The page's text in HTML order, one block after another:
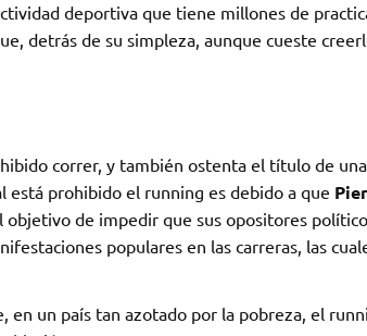
deportiva que tiene millones de
detrás de su simpleza, aunque cueste
correr, y también ostenta el título de
está prohibido el running es debido a que
objetivo de impedir que sus opositores
populares en las carreras, las
un país tan azotado por la pobreza, el